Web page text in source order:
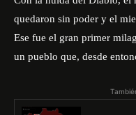
quedaron sin poder y el
Ese fue el gran primer
un pueblo que, desde